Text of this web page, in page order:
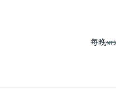
每晚